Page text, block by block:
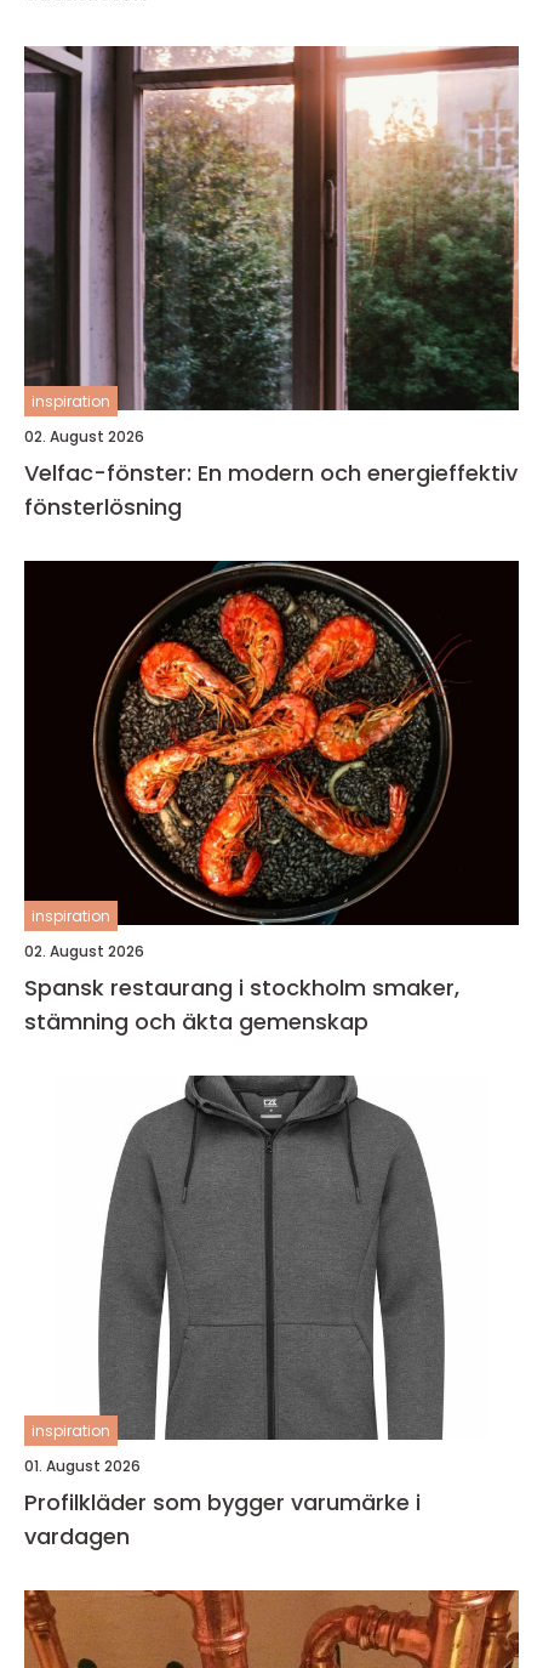
inspiration
02. August 2026
Velfac-fönster: En modern och energieffektiv
fönsterlösning
inspiration
02. August 2026
Spansk restaurang i stockholm smaker,
stämning och äkta gemenskap
inspiration
01. August 2026
Profilkläder som bygger varumärke i
vardagen